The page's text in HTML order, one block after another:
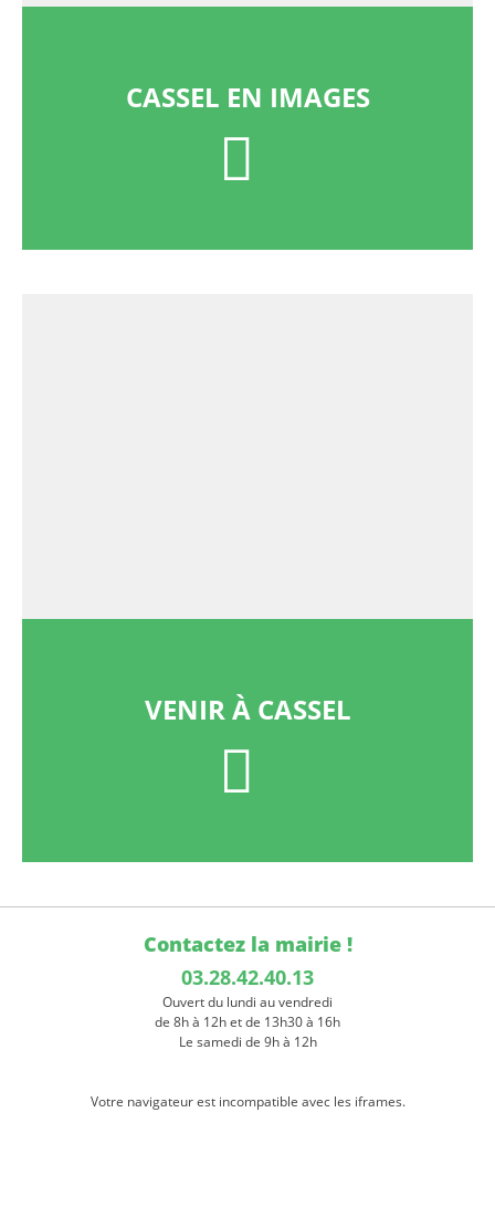
CASSEL EN IMAGES
VENIR À CASSEL
Contactez la mairie !
03.28.42.40.13
Ouvert du lundi au vendredi
de 8h à 12h et de 13h30 à 16h
Le samedi de 9h à 12h
Votre navigateur est incompatible avec les iframes.